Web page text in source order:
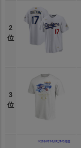
2
位
3
位